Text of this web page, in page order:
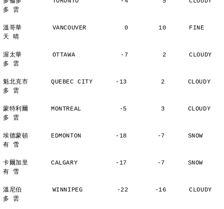
多 雲
溫哥華        VANCOUVER          0        10      FINE
天 晴
渥太華        OTTAWA            -7         2      CLOUDY
多 雲
魁北克市      QUEBEC CITY      -13         2      CLOUDY
多 雲
蒙特利爾      MONTREAL          -5         3      CLOUDY
多 雲
埃德蒙頓      EDMONTON         -18        -7      SNOW
有 雪
卡爾加里      CALGARY          -17        -7      SNOW
有 雪
溫尼伯        WINNIPEG         -22       -16      CLOUDY
多 雲